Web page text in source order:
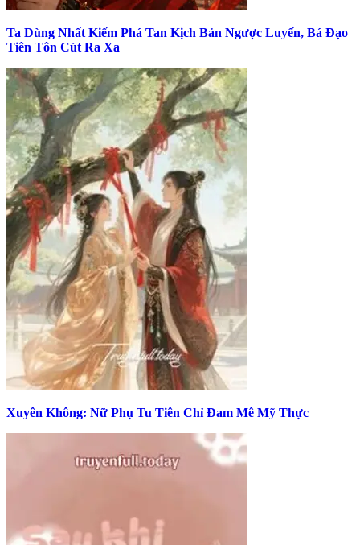
Ta Dùng Nhất Kiếm Phá Tan Kịch Bản Ngược Luyến, Bá Đạo
Tiên Tôn Cút Ra Xa
Xuyên Không: Nữ Phụ Tu Tiên Chỉ Đam Mê Mỹ Thực